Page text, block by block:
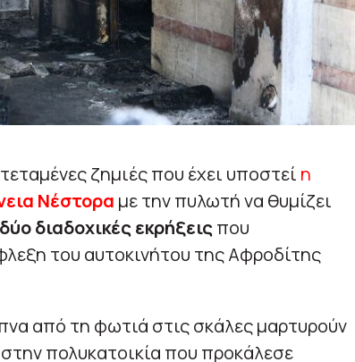
ζημιές που έχει υποστεί η
Νέστορα με την πυλωτή να θυμίζει
δύο διαδοχικές εκρήξειςπου
του αυτοκινήτου της Αφροδίτης
από τη φωτιά στις σκάλες μαρτυρούν
στην πολυκατοικία που προκάλεσε